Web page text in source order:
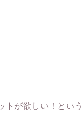
が欲しい！と